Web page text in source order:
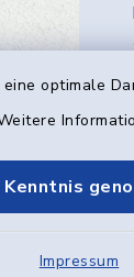
optimale
Kenntnis
Impressum